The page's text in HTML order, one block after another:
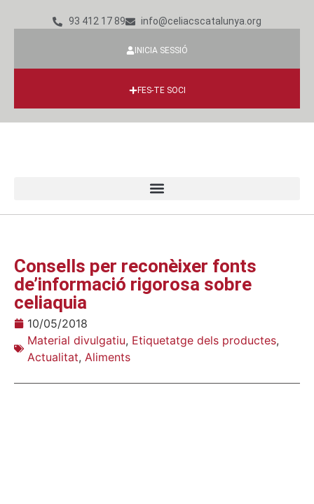
93 412 17 89 info@celiacscatalunya.org
INICIA SESSIÓ
FES-TE SOCI
Consells per reconèixer fonts
de’informació rigorosa sobre
celiaquia
10/05/2018
Material divulgatiu, Etiquetatge dels productes,
Actualitat, Aliments